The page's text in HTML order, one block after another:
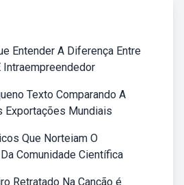
Entender A Diferença Entre
Intraempreendedor
Texto Comparando A
Exportações Mundiais
Que Norteiam O
Comunidade Científica
Retratado Na Canção é